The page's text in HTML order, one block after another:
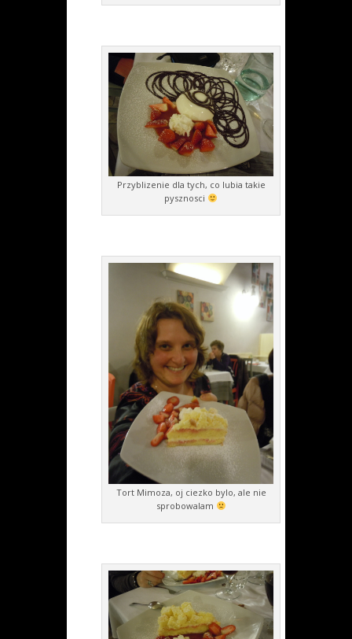
Przyblizenie dla tych, co lubia takie
pysznosci
Tort Mimoza, oj ciezko bylo, ale nie
sprobowalam